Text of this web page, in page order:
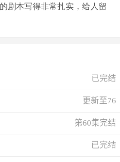
剧本写得非常扎实，给人留
已完结
更新至76
第60集完结
已完结